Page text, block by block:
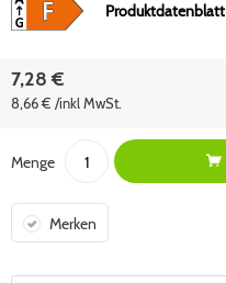
Produktdatenblatt
7,28 €
8,66 € /inkl MwSt.
Menge
Merken